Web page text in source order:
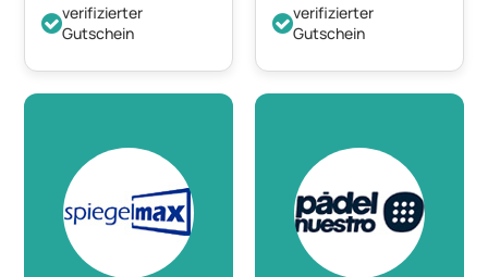
verifizierter
Gutschein
verifizierter
Gutschein